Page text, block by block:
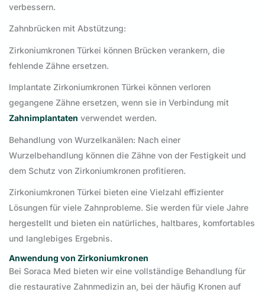
verbessern.
Zahnbrücken mit Abstützung:
Zirkoniumkronen Türkei können Brücken verankern, die
fehlende Zähne ersetzen.
Implantate Zirkoniumkronen Türkei können verloren
gegangene Zähne ersetzen, wenn sie in Verbindung mit
Zahnimplantaten verwendet werden.
Behandlung von Wurzelkanälen: Nach einer
Wurzelbehandlung können die Zähne von der Festigkeit und
dem Schutz von Zirkoniumkronen profitieren.
Zirkoniumkronen Türkei bieten eine Vielzahl effizienter
Lösungen für viele Zahnprobleme. Sie werden für viele Jahre
hergestellt und bieten ein natürliches, haltbares, komfortables
und langlebiges Ergebnis.
Anwendung von Zirkoniumkronen
Bei Soraca Med bieten wir eine vollständige Behandlung für
die restaurative Zahnmedizin an, bei der häufig Kronen auf